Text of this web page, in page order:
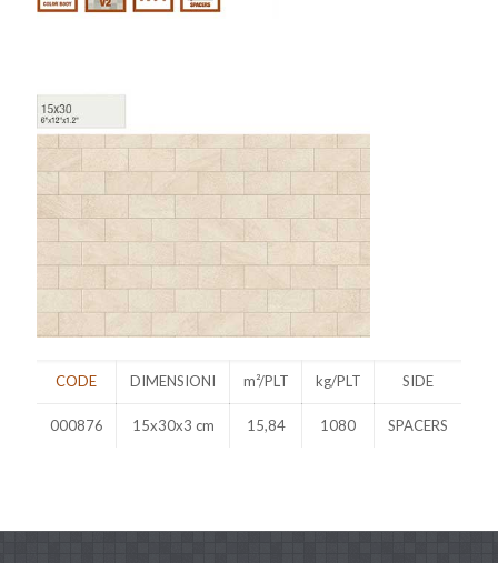
CODE DIMENSIONI m²/PLT kg/PLT SIDE
000876 15x30x3 cm 15,84 1080 SPACERS